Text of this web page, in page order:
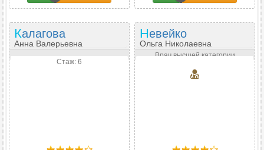
Калагова
Анна Валерьевна
Стаж: 6
Невейко
Ольга Николаевна
Врач высшей категории